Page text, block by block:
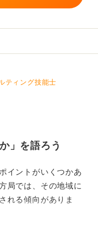
る姿勢が大切です。
ション能力や協調性
がります。
ティング技能士
」を語ろう
イントがいくつかあ
局では、その地域に
れる傾向がありま